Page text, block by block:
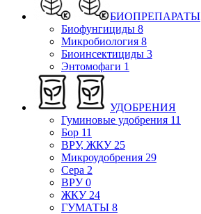
БИОПРЕПАРАТЫ
Биофунгициды 8
Микробиология 8
Биоинсектициды 3
Энтомофаги 1
УДОБРЕНИЯ
Гуминовые удобрения 11
Бор 11
ВРУ, ЖКУ 25
Микроудобрения 29
Сера 2
ВРУ0
ЖКУ 24
ГУМАТЫ 8